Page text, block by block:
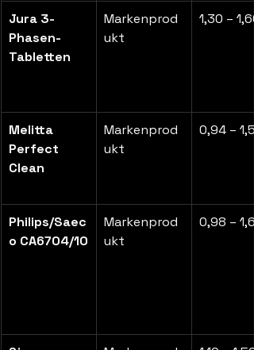
Jura 3-
Phasen-
Tabletten
Markenprod
ukt
1,30 – 1,60
Melitta
Perfect
Clean
Markenprod
ukt
0,94 –
Philips/Saec
o CA6704/10
Markenprod
ukt
0,98 –